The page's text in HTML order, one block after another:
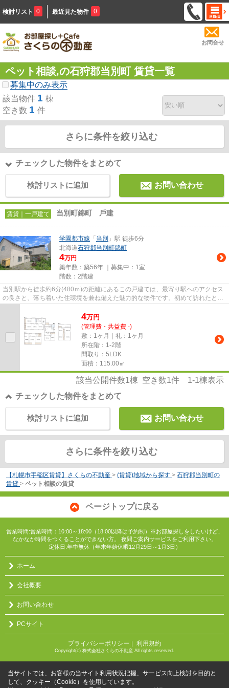
検討リスト 0 最近見た物件 0
お問合せ
ペット相談,の石狩郡当別町 賃貸一覧
募集中のみ表示
該当物件 1 棟
空き数 1 件
さらに条件を絞り込む
チェックした物件をまとめて
検討リストに追加 お問い合わせ
賃貸｜一戸建て 当別町錦町 ⼾建
学園都市線 「 当別 」駅 徒歩6分
北海道石狩郡当別町錦町
4万円
築年数：築56年 ｜募集中： 1室
階数：2階建
当別駅から徒歩約6分(480ｍ)の距離にあるこの戸建ては、最寄り駅へのアクセス
の良さと、落ち着いた住環境を兼ね備えた魅力的な物件です。初めて訪れたと
4万円
(管理費・共益費 -)
敷：1ヶ月｜礼：1ヶ月
所在階：1-2階
間取り：5LDK
面積：115.00㎡
該当公開件数1棟 空き数1件 1-1棟表示
チェックした物件をまとめて
お問い合わせ
検討リストに追加
さらに条件を絞り込む
【札幌市手稲区賃貸】さくらの不動産 > (賃貸)地域から探す > 石狩郡当別町の
賃貸 > ペット相談の賃貸
ページトップに戻る
営業時間:営業時間：10:00～18:00（18:00以降は予約制）※お部屋探しをしたいけど、
なかなか時間をつくることができない方。 夜間ご案内サービスをご利用下さい。
定休日:年中無休（年末年始休暇12月29日～1月3日）
ホーム
会社概要
お問い合わせ
PCサイト
プライバシーポリシー ｜ 利用規約
Copyright(c) 株式会社さくらの不動産 All rights reserved.
当サイトでは、お客様の当サイト利用状況把握、サービス向上検討を目的と
して、クッキー（Cookie）を使用しています。